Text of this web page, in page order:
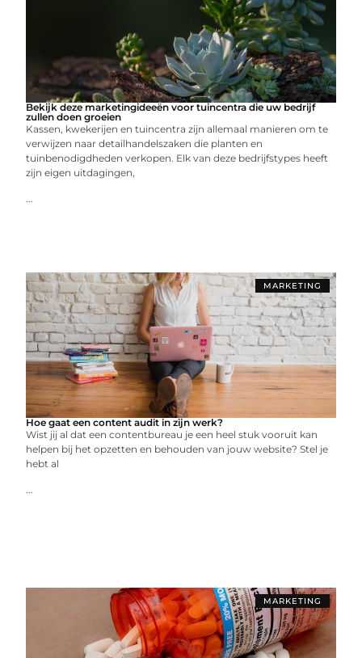
Bekijk deze marketingideeën voor tuincentra die uw bedrijf
zullen doen groeien
Kassen, kwekerijen en tuincentra zijn allemaal manieren om te
verwijzen naar detailhandelszaken die planten en
tuinbenodigdheden verkopen. Elk van deze bedrijfstypes heeft
zijn eigen uitdagingen,
...
MARKETING
Hoe gaat een content audit in zijn werk?
Wist jij al dat een contentbureau je een heel stuk vooruit kan
helpen bij het opzetten en behouden van jouw website? Stel je
hebt al
...
MARKETING